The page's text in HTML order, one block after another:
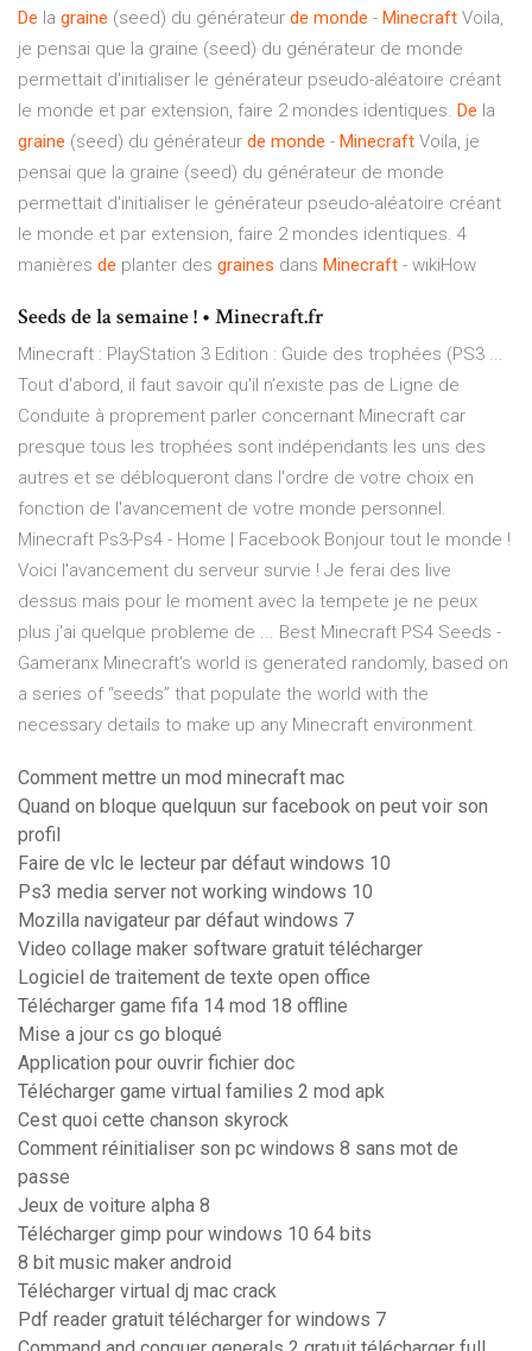
De la graine (seed) du générateur de monde - Minecraft Voila,
je pensai que la graine (seed) du générateur de monde
permettait d'initialiser le générateur pseudo-aléatoire créant
le monde et par extension, faire 2 mondes identiques. De la
graine (seed) du générateur de monde - Minecraft Voila, je
pensai que la graine (seed) du générateur de monde
permettait d'initialiser le générateur pseudo-aléatoire créant
le monde et par extension, faire 2 mondes identiques. 4
manières de planter des graines dans Minecraft - wikiHow
Seeds de la semaine ! • Minecraft.fr
Minecraft : PlayStation 3 Edition : Guide des trophées (PS3 ...
Tout d'abord, il faut savoir qu'il n’existe pas de Ligne de
Conduite à proprement parler concernant Minecraft car
presque tous les trophées sont indépendants les uns des
autres et se débloqueront dans l'ordre de votre choix en
fonction de l'avancement de votre monde personnel.
Minecraft Ps3-Ps4 - Home | Facebook Bonjour tout le monde !
Voici l'avancement du serveur survie ! Je ferai des live
dessus mais pour le moment avec la tempete je ne peux
plus j'ai quelque probleme de ... Best Minecraft PS4 Seeds -
Gameranx Minecraft’s world is generated randomly, based on
a series of “seeds” that populate the world with the
necessary details to make up any Minecraft environment.
Comment mettre un mod minecraft mac
Quand on bloque quelquun sur facebook on peut voir son
profil
Faire de vlc le lecteur par défaut windows 10
Ps3 media server not working windows 10
Mozilla navigateur par défaut windows 7
Video collage maker software gratuit télécharger
Logiciel de traitement de texte open office
Télécharger game fifa 14 mod 18 offline
Mise a jour cs go bloqué
Application pour ouvrir fichier doc
Télécharger game virtual families 2 mod apk
Cest quoi cette chanson skyrock
Comment réinitialiser son pc windows 8 sans mot de
passe
Jeux de voiture alpha 8
Télécharger gimp pour windows 10 64 bits
8 bit music maker android
Télécharger virtual dj mac crack
Pdf reader gratuit télécharger for windows 7